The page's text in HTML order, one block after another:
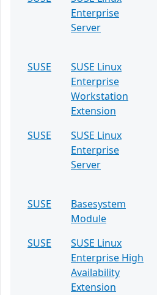
Enterprise
Server
SUSE
SUSE Linux
Enterprise
Workstation
Extension
SUSE
SUSE Linux
Enterprise
Server
SUSE
Basesystem
Module
SUSE
SUSE Linux
Enterprise High
Availability
Extension